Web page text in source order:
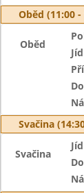
Oběd (11:00 -
Oběd
Svačina
Svačina